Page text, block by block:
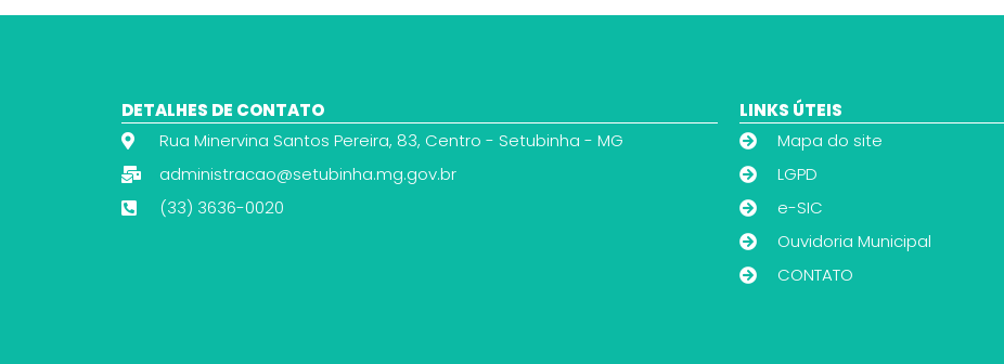
DETALHES DE CONTATO
Rua Minervina Santos Pereira, 83, Centro - Setubinha - MG
administracao@setubinha.mg.gov.br
(33) 3636-0020
LINKS ÚTEIS
Mapa do site
LGPD
e-SIC
Ouvidoria Municipal
CONTATO